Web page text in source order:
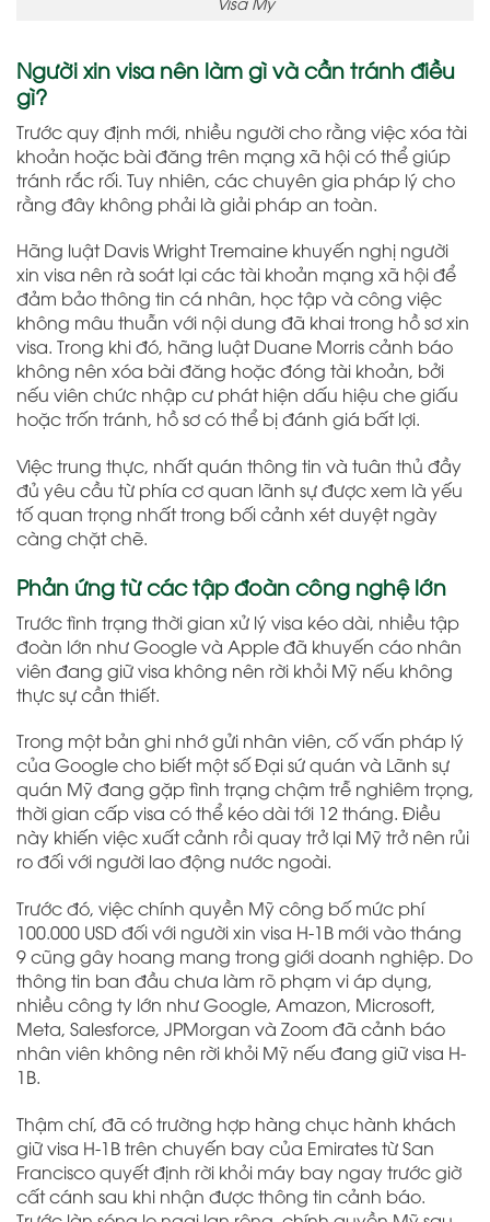
Người xin visa nên làm gì và cần tránh điều
gì?
Trước quy định mới, nhiều người cho rằng việc xóa tài
khoản hoặc bài đăng trên mạng xã hội có thể giúp
tránh rắc rối. Tuy nhiên, các chuyên gia pháp lý cho
rằng đây không phải là giải pháp an toàn.
Hãng luật Davis Wright Tremaine khuyến nghị người
xin visa nên rà soát lại các tài khoản mạng xã hội để
đảm bảo thông tin cá nhân, học tập và công việc
không mâu thuẫn với nội dung đã khai trong hồ sơ xin
visa. Trong khi đó, hãng luật Duane Morris cảnh báo
không nên xóa bài đăng hoặc đóng tài khoản, bởi
nếu viên chức nhập cư phát hiện dấu hiệu che giấu
hoặc trốn tránh, hồ sơ có thể bị đánh giá bất lợi.
Việc trung thực, nhất quán thông tin và tuân thủ đầy
đủ yêu cầu từ phía cơ quan lãnh sự được xem là yếu
tố quan trọng nhất trong bối cảnh xét duyệt ngày
càng chặt chẽ.
Phản ứng từ các tập đoàn công nghệ lớn
Trước tình trạng thời gian xử lý visa kéo dài, nhiều tập
đoàn lớn như Google và Apple đã khuyến cáo nhân
viên đang giữ visa không nên rời khỏi Mỹ nếu không
thực sự cần thiết.
Trong một bản ghi nhớ gửi nhân viên, cố vấn pháp lý
của Google cho biết một số Đại sứ quán và Lãnh sự
quán Mỹ đang gặp tình trạng chậm trễ nghiêm trọng,
thời gian cấp visa có thể kéo dài tới 12 tháng. Điều
này khiến việc xuất cảnh rồi quay trở lại Mỹ trở nên rủi
ro đối với người lao động nước ngoài.
Trước đó, việc chính quyền Mỹ công bố mức phí
100.000 USD đối với người xin visa H-1B mới vào tháng
9 cũng gây hoang mang trong giới doanh nghiệp. Do
thông tin ban đầu chưa làm rõ phạm vi áp dụng,
nhiều công ty lớn như Google, Amazon, Microsoft,
Meta, Salesforce, JPMorgan và Zoom đã cảnh báo
nhân viên không nên rời khỏi Mỹ nếu đang giữ visa H-
1B.
Thậm chí, đã có trường hợp hàng chục hành khách
giữ visa H-1B trên chuyến bay của Emirates từ San
Francisco quyết định rời khỏi máy bay ngay trước giờ
cất cánh sau khi nhận được thông tin cảnh báo.